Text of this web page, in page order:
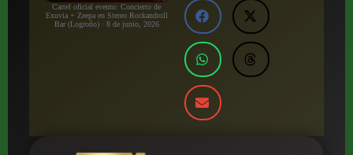
Cartel oficial evento: Concierto de
Exuvia + Zeepa en Stereo Rockandroll
Bar (Logroño) · 8 de junio, 2026